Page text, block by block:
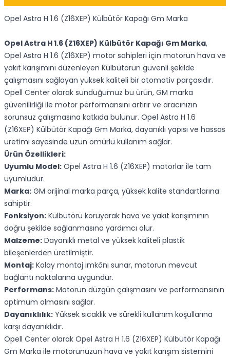
Opel Astra H 1.6 (Z16XEP) Külbütör Kapağı Gm Marka
Opel Astra H 1.6 (Z16XEP) Külbütör Kapağı Gm Marka,
Opel Astra H 1.6 (Z16XEP) motor sahipleri için motorun hava ve
yakıt karışımını düzenleyen Külbütörün güvenli şekilde
çalışmasını sağlayan yüksek kaliteli bir otomotiv parçasıdır.
Opell Center olarak sunduğumuz bu ürün, GM marka
güvenilirliği ile motor performansını artırır ve aracınızın
sorunsuz çalışmasına katkıda bulunur. Opel Astra H 1.6
(Z16XEP) Külbütör Kapağı Gm Marka, dayanıklı yapısı ve hassas
üretimi sayesinde uzun ömürlü kullanım sağlar.
Ürün Özellikleri:
Uyumlu Model: Opel Astra H 1.6 (Z16XEP) motorlar ile tam
uyumludur.
Marka: GM orijinal marka parça, yüksek kalite standartlarına
sahiptir.
Fonksiyon: Külbütörü koruyarak hava ve yakıt karışımının
doğru şekilde sağlanmasına yardımcı olur.
Malzeme: Dayanıklı metal ve yüksek kaliteli plastik
bileşenlerden üretilmiştir.
Montaj: Kolay montaj imkânı sunar, motorun mevcut
bağlantı noktalarına uygundur.
Performans: Motorun düzgün çalışmasını ve performansının
optimum olmasını sağlar.
Dayanıklılık: Yüksek sıcaklık ve sürekli kullanım koşullarına
karşı dayanıklıdır.
Opell Center olarak Opel Astra H 1.6 (Z16XEP) Külbütör Kapağı
Gm Marka ile motorunuzun hava ve yakıt karışım sistemini